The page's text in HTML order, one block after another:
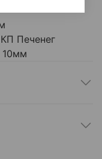
Печенег
10мм